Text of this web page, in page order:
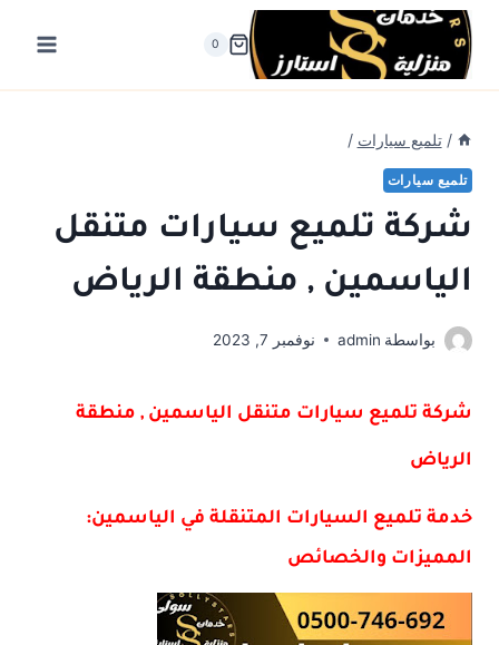
التجاوز
المحتوى
0
/ تلميع سيارات /
تلميع سيارات
شركة تلميع سيارات متنقل
الياسمين , منطقة الرياض
بواسطة admin نوفمبر 7, 2023
شركة تلميع سيارات متنقل الياسمين , منطقة
الرياض
خدمة تلميع السيارات المتنقلة في الياسمين:
المميزات والخصائص